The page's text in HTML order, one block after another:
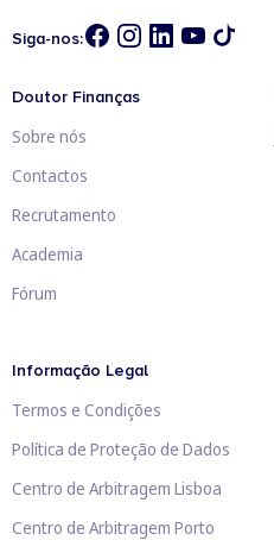
Siga-nos:
Doutor Finanças
Sobre nós
Contactos
Recrutamento
Academia
Fórum
Informação Legal
Termos e Condições
Política de Proteção de Dados
Centro de Arbitragem Lisboa
Centro de Arbitragem Porto